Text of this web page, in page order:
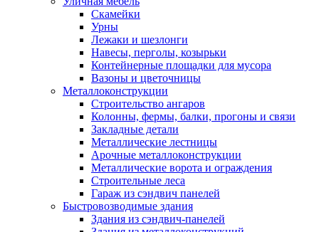
Скамейки
Урны
Лежаки и шезлонги
Навесы, перголы, козырьки
Контейнерные площадки для мусора
Вазоны и цветочницы
Металлоконструкции
Строительство ангаров
Колонны, фермы, балки, прогоны и связи
Закладные детали
Металлические лестницы
Арочные металлоконструкции
Металлические ворота и ограждения
Строительные леса
Гараж из сэндвич панелей
Быстровозводимые здания
Здания из сэндвич-панелей